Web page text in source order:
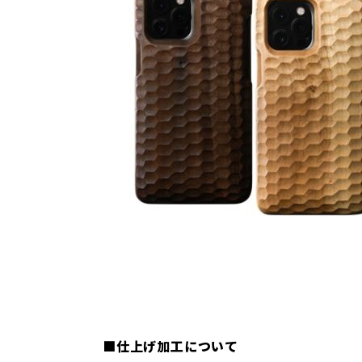
■仕上げ加工について